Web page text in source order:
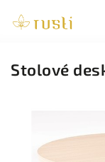
Stolové